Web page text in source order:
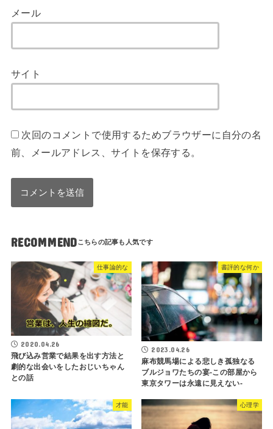
メール
サイト
次回のコメントで使用するためブラウザーに自分の名
前、メールアドレス、サイトを保存する。
RECOMMEND
仕事論的な
2020.04.26
飛び込み営業で結果を出す方法と
劇的な出会いをしたおじいちゃん
との話
書評的な何か
2023.04.26
麻布競馬場による悲しき孤独なる
ブルジョワたちの宴-この部屋から
東京タワーは永遠に見えない-
才能 心理学